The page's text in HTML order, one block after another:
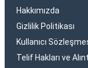
Hakkımızda
Gizlilik Politikası
Kullanıcı
Telif Hakları ve